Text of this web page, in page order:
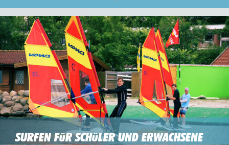
SURFEN FüR SCHüLER UND ERWACHSENE